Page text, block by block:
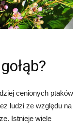
cenionych ptaków
ludzi ze względu na
Istnieje wiele